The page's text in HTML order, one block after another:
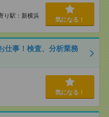
り駅：新横浜
気になる！
仕事！検査、分析業務
気になる！